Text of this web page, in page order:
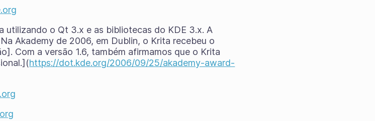
utilizando o Qt 3.x e as bibliotecas do KDE 3.x. A
Akademy de 2006, em Dublin, o Krita recebeu o
Com a versão 1.6, também afirmamos que o Krita
https://dot.kde.org/2006/09/25/akademy-award-